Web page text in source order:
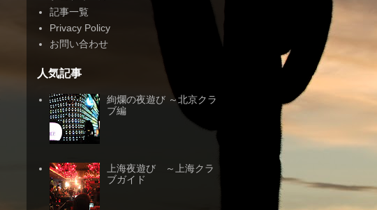
記事一覧
Privacy Policy
お問い合わせ
人気記事
絢爛の夜遊び ～北京クラ
ブ編
上海夜遊び ～上海クラ
ブガイド